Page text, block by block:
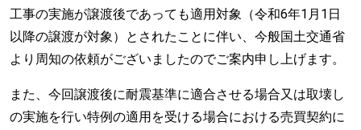
工事の実施が譲渡後であっても適用対象（令和6年1月1日
以降の譲渡が対象）とされたことに伴い、今般国土交通省
より周知の依頼がございましたのでご案内申し上げます。
また、今回譲渡後に耐震基準に適合させる場合又は取壊し
の実施を行い特例の適用を受ける場合における売買契約に